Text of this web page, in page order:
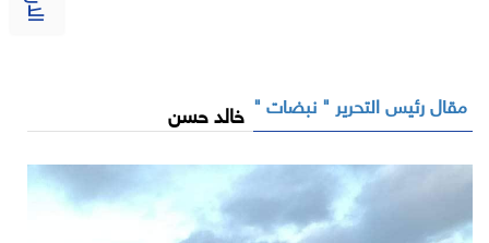
مقال رئيس التحرير " نبضات " خالد حسن